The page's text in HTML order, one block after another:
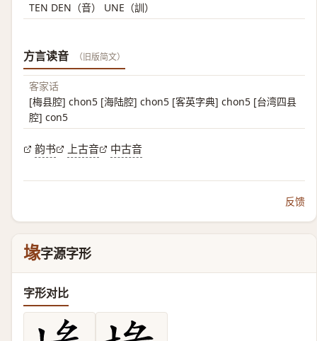
TEN DEN（音） UNE（訓）
方言读音 （旧版简文）
客家话
[梅县腔] chon5 [海陆腔] chon5 [客英字典] chon5 [台湾四县
腔] con5
韵书 上古音 中古音
反馈
堟字源字形
字形对比